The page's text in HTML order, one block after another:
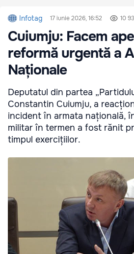
Infotag 17 iunie 2026, 16:52 10
Cuiumju: Facem
reformă urgentă a
Naționale
Deputatul din partea
Constantin Cuiumju, a
incident în armata națională,
militar în termen a fost rănit
timpul exercițiilor.